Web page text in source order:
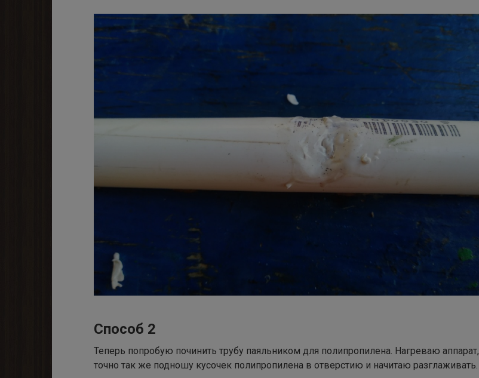
Способ 2
Теперь попробую починить трубу паяльником для полипропилена. Нагреваю аппарат,
точно так же подношу кусочек полипропилена в отверстию и начитаю разглаживать.